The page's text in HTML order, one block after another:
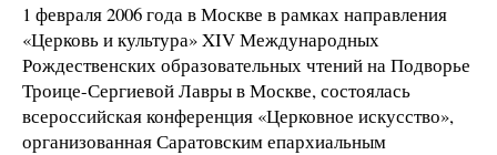
1 февраля 2006 года в Москве в рамках направления
«Церковь и культура» XIV Международных
Рождественских образовательных чтений на Подворье
Троице-Сергиевой Лавры в Москве, состоялась
всероссийская конференция «Церковное искусство»,
организованная Саратовским епархиальным